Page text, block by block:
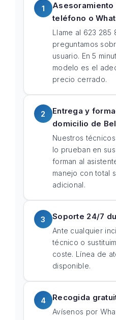
1
teléfono o
Llame al 623 285
preguntamos
usuario. En 5
modelo es el
precio cerrado.
2
Entrega y
domicilio de
Nuestros
lo prueban en
forman al
manejo con total
adicional.
3 Soporte 24/7
Ante cualquier
técnico o
coste. Línea de
disponible.
4 Recogida
Avísenos por